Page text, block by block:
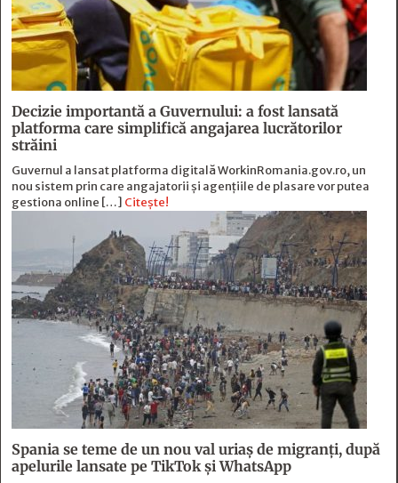
Decizie importantă a Guvernului: a fost lansată
platforma care simplifică angajarea lucrătorilor
străini
Guvernul a lansat platforma digitală WorkinRomania.gov.ro, un
nou sistem prin care angajatorii și agențiile de plasare vor putea
gestiona online […] Citește!
Spania se teme de un nou val uriaș de migranți, după
apelurile lansate pe TikTok și WhatsApp